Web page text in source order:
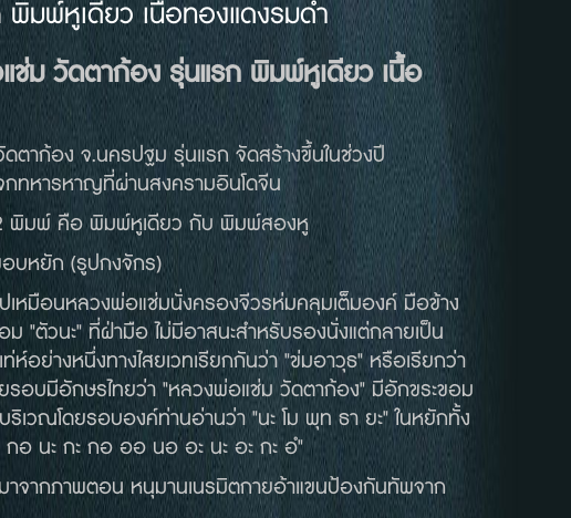
มพ์หูเดียว เนื้อทองแดงรมดำ
ช่มวัดตาก้องรุ่นแรกพิมพ์หูเดียวเนื้อ
ตาก้อง จ.นครปฐม รุ่นแรก จัดสร้างขึ้นในช่วงปี
กทหารหาญที่ผ่านสงครามอินโดจีน
พิมพ์ คือ พิมพ์หูเดียว กับ พิมพ์สองหู
บหยัก (รูปกงจักร)
เหมือนหลวงพ่อแช่มนั่งครองจีวรห่มคลุมเต็มองค์ มือข้าง
ม "ตัวนะ" ที่ฝ่ามือ ไม่มีอาสนะสำหรับรองนั่งแต่กลายเป็น
ห์อย่างหนึ่งทางไสยเวทเรียกกันว่า "ข่มอาวุธ" หรือเรียกว่า
ยรอบมีอักษรไทยว่า "หลวงพ่อแช่ม วัดตาก้อง" มีอักขระขอม
ริเวณโดยรอบองค์ท่านอ่านว่า "นะ โม พุท ธา ยะ" ในหยักทั้ง
อ นะ กะ กอ ออ นอ อะ นะ อะ กะ อํ"
จากภาพตอน หนุมานเนรมิตกายอ้าแขนป้องกันทัพจาก